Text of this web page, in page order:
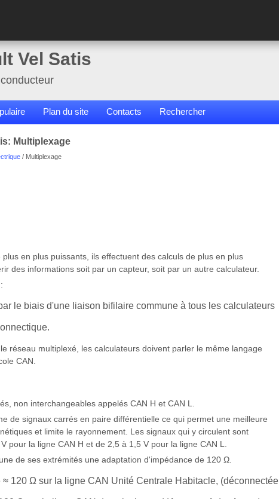
Vel Satis
Plan du site Contacts Rechercher
Multiplexage
/ Multiplexage
en plus puissants, ils effectuent des calculs de plus en plus
des informations soit par un capteur, soit par un autre calculateur.
le biais d'une liaison bifilaire commune à tous les calculateurs
réseau multiplexé, les calculateurs doivent parler le même langage
CAN.
non interchangeables appelés CAN H et CAN L.
de signaux carrés en paire différentielle ce qui permet une meilleure
et limite le rayonnement. Les signaux qui y circulent sont
pour la ligne CAN H et de 2,5 à 1,5 V pour la ligne CAN L.
de ses extrémités une adaptation d'impédance de 120 Ω.
120 Ω sur la ligne CAN Unité Centrale Habitacle, (déconnectée